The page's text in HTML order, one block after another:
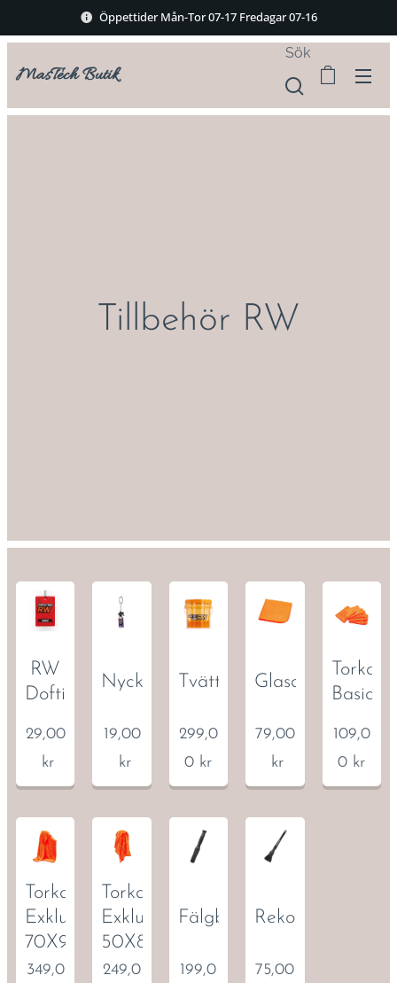
Öppettider Mån-Tor 07-17 Fredagar 07-16
MasTech Butik
Sök
Tillbehör RW
RW
Doftisar
29,00
kr
Nyckelring
19,00
kr
Tvätthink
299,0
0 kr
Glasduk
79,00
kr
Torkduk
Basic
109,0
0 kr
Torkduk
Exklusiv
70X90
349,0
Torkduk
Exklusiv
50X80
249,0
Fälgborste
199,0
Rekondpensel
75,00